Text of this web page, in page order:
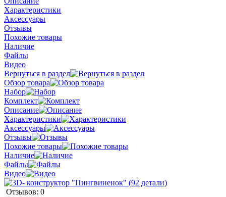
Характеристики
Аксессуары
Отзывы
Похожие товары
Наличие
Файлы
Видео
Вернуться в раздел
Обзор товара
Набор
Комплект
Описание
Характеристики
Аксессуары
Отзывы
Похожие товары
Наличие
Файлы
Видео
Отзывов: 0